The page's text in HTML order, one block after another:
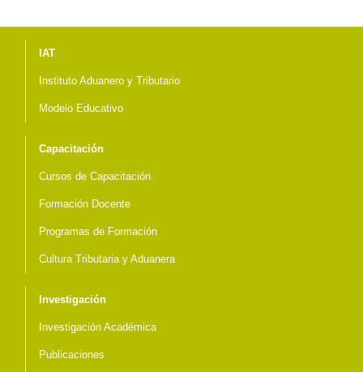
Menú del pie
IAT
Instituto Aduanero y Tributario
Modelo Educativo
Capacitación
Cursos de Capacitación
Formación Docente
Programas de Formación
Cultura Tributaria y Aduanera
Investigación
Investigación Académica
Publicaciones